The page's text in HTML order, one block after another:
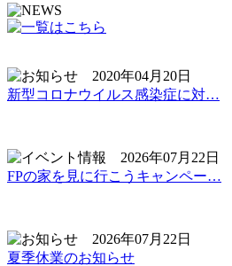
2020年04月20日
新型コロナウイルス感染症に対…
2026年07月22日
FPの家を見に行こうキャンペー…
2026年07月22日
夏季休業のお知らせ